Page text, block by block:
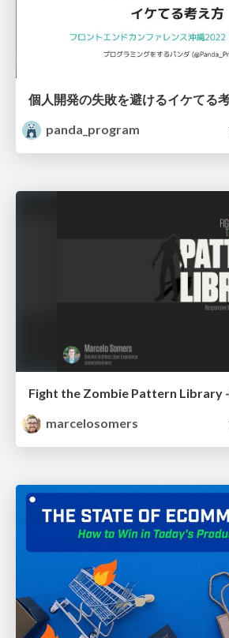
panda_program
marcelosomers